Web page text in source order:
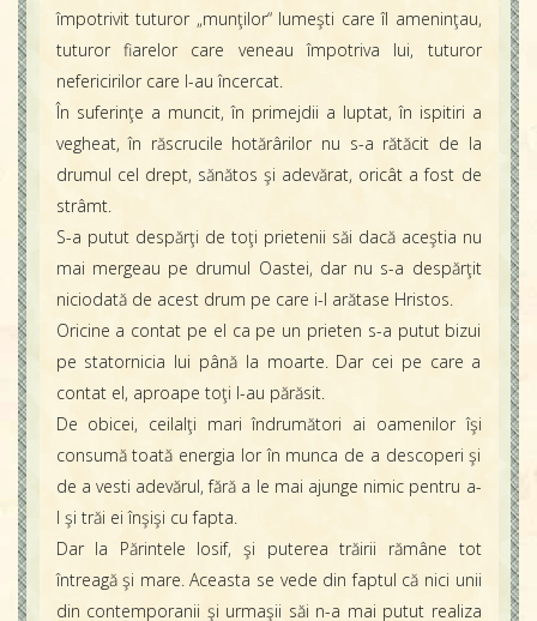
împotrivit tuturor „munţilor“ lumeşti care îl ameninţau,
tuturor fiarelor care veneau împotriva lui, tuturor
nefericirilor care l-au încercat.
În suferinţe a muncit, în primejdii a luptat, în ispitiri a
vegheat, în răscrucile hotărârilor nu s-a rătăcit de la
drumul cel drept, sănătos şi adevărat, oricât a fost de
strâmt.
S-a putut despărţi de toţi prietenii săi dacă aceştia nu
mai mergeau pe drumul Oastei, dar nu s-a despărţit
niciodată de acest drum pe care i-l arătase Hristos.
Oricine a contat pe el ca pe un prieten s-a putut bizui
pe statornicia lui până la moarte. Dar cei pe care a
contat el, aproape toţi l-au părăsit.
De obicei, ceilalţi mari îndrumători ai oamenilor îşi
consumă toată energia lor în munca de a descoperi şi
de a vesti adevărul, fără a le mai ajunge nimic pentru a-
l şi trăi ei înşişi cu fapta.
Dar la Părintele Iosif, şi puterea trăirii rămâne tot
întreagă şi mare. Aceasta se vede din faptul că nici unii
din contemporanii şi urmaşii săi n-a mai putut realiza